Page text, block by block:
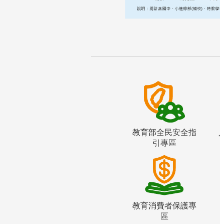
教育部全民安全指
引專區
教育消費者保護專
區